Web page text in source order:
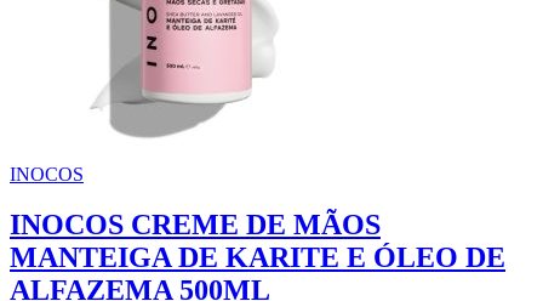
INOCOS
INOCOS CREME DE MÃOS
MANTEIGA DE KARITE E ÓLEO DE
ALFAZEMA 500ML